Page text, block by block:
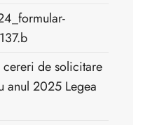
de solicitare
anul 2025 Legea